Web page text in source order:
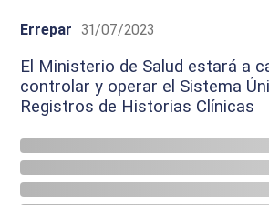
Errepar 31/07/2023
El Ministerio de Salud estará a
controlar y operar el Sistema
Registros de Historias Clínicas